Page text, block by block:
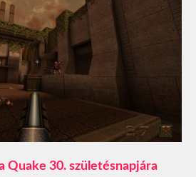
Quake 30. születésnapjára